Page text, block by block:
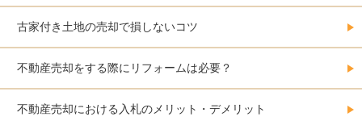
古家付き土地の売却で損しないコツ
不動産売却をする際にリフォームは必要？
不動産売却における入札のメリット・デメリット